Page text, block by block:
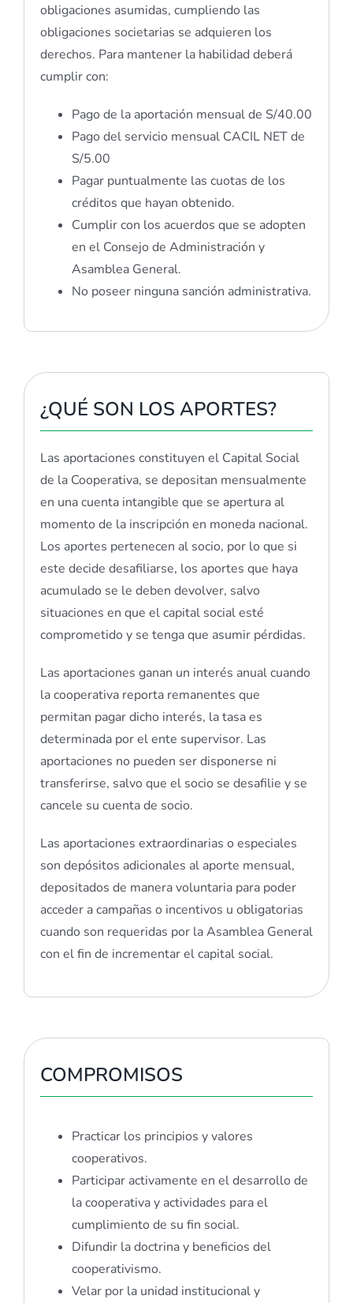
obligaciones asumidas, cumpliendo las
obligaciones societarias se adquieren los
derechos. Para mantener la habilidad deberá
cumplir con:
Pago de la aportación mensual de S/40.00
Pago del servicio mensual CACIL NET de
S/5.00
Pagar puntualmente las cuotas de los
créditos que hayan obtenido.
Cumplir con los acuerdos que se adopten
en el Consejo de Administración y
Asamblea General.
No poseer ninguna sanción administrativa.
¿QUÉ SON LOS APORTES?
Las aportaciones constituyen el Capital Social
de la Cooperativa, se depositan mensualmente
en una cuenta intangible que se apertura al
momento de la inscripción en moneda nacional.
Los aportes pertenecen al socio, por lo que si
este decide desafiliarse, los aportes que haya
acumulado se le deben devolver, salvo
situaciones en que el capital social esté
comprometido y se tenga que asumir pérdidas.
Las aportaciones ganan un interés anual cuando
la cooperativa reporta remanentes que
permitan pagar dicho interés, la tasa es
determinada por el ente supervisor. Las
aportaciones no pueden ser disponerse ni
transferirse, salvo que el socio se desafilie y se
cancele su cuenta de socio.
Las aportaciones extraordinarias o especiales
son depósitos adicionales al aporte mensual,
depositados de manera voluntaria para poder
acceder a campañas o incentivos u obligatorias
cuando son requeridas por la Asamblea General
con el fin de incrementar el capital social.
COMPROMISOS
Practicar los principios y valores
cooperativos.
Participar activamente en el desarrollo de
la cooperativa y actividades para el
cumplimiento de su fin social.
Difundir la doctrina y beneficios del
cooperativismo.
Velar por la unidad institucional y